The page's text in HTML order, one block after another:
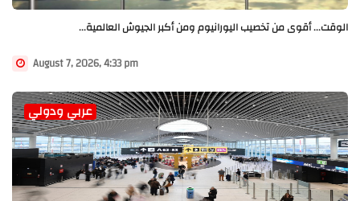
الوقت... أقوى من تخصيب اليورانيوم ومن أكبر الجيوش العالمية...
August 7, 2026, 4:33 pm
عربي ودولي